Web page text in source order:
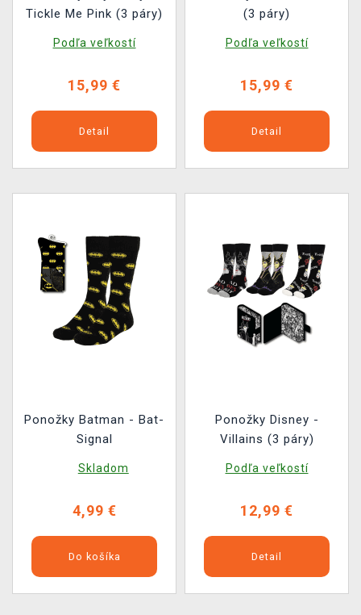
Tickle Me Pink (3 páry)
Podľa veľkostí
15,99 €
Detail
(3 páry)
Podľa veľkostí
15,99 €
Detail
Ponožky Batman - Bat-
Signal
Skladom
4,99 €
Do košíka
Ponožky Disney -
Villains (3 páry)
Podľa veľkostí
12,99 €
Detail